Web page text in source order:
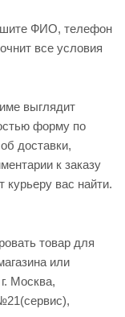
ФИО, телефон
все условия
выглядит
форму по
доставки,
к заказу
вас найти.
товар для
или
Москва,